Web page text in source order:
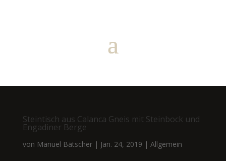
Steintisch aus Calanca Gneis mit Steinbock und
Engadiner Berge
von Manuel Bätscher| Jan. 24, 2019 | Allgemein